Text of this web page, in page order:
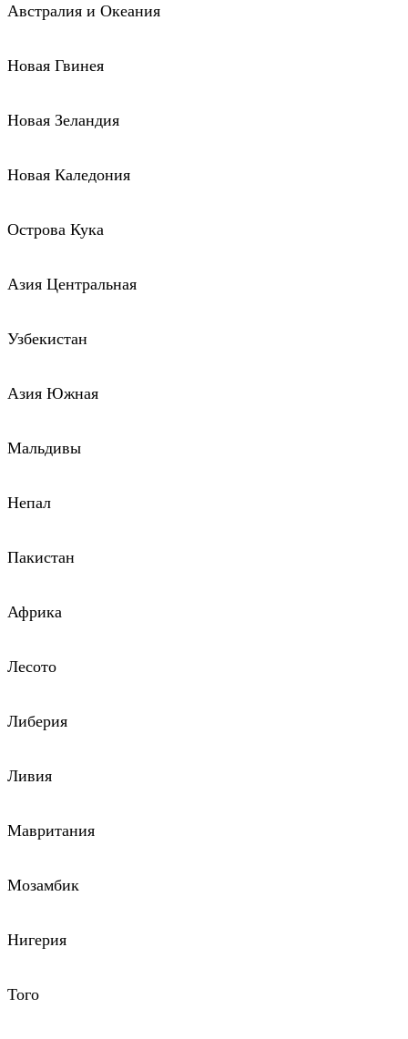
Австралия и Океания
Новая Гвинея
Новая Зеландия
Новая Каледония
Острова Кука
Азия Центральная
Узбекистан
Азия Южная
Мальдивы
Непал
Пакистан
Африка
Лесото
Либерия
Ливия
Мавритания
Мозамбик
Нигерия
Того